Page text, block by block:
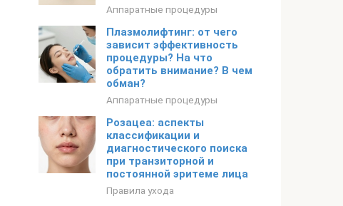
Аппаратные процедуры
Плазмолифтинг: от чего
зависит эффективность
процедуры? На что
обратить внимание? В чем
обман?
Аппаратные процедуры
Розацеа: аспекты
классификации и
диагностического поиска
при транзиторной и
постоянной эритеме лица
Правила ухода